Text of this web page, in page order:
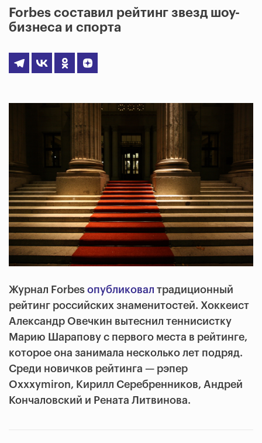
Forbes составил рейтинг звезд шоу-
бизнеса и спорта
Журнал Forbes опубликовал традиционный
рейтинг российских знаменитостей. Хоккеист
Александр Овечкин вытеснил теннисистку
Марию Шарапову с первого места в рейтинге,
которое она занимала несколько лет подряд.
Среди новичков рейтинга — рэпер
Oxxxymiron, Кирилл Серебренников, Андрей
Кончаловский и Рената Литвинова.